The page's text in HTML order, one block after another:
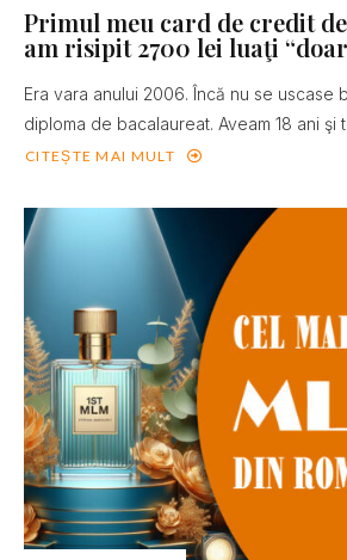
Primul meu card de credit
am risipit 2700 lei luaţi
Era vara anului 2006. Încă nu se uscase
diploma de bacalaureat. Aveam 18 ani şi
CITEȘTE MAI MULT